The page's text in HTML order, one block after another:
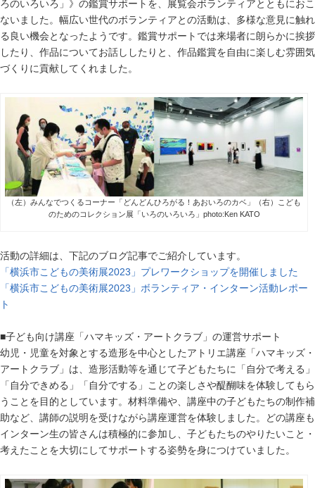
ろのいろいろ」》の鑑賞サポートを、展覧会ボランティアとともにおこ
ないました。幅広い世代のボランティアとの活動は、多様な意見に触れ
る良い機会となったようです。鑑賞サポートでは来場者に朗らかに挨拶
したり、作品についてお話ししたりと、作品鑑賞を自由に楽しむ雰囲気
づくりに貢献してくれました。
（左）みんなでつくるコーナー「どんどんひろがる！あおいろのカベ」（右）こども
のためのコレクション展「いろのいろいろ」photo:Ken KATO
活動の詳細は、下記のブログ記事でご紹介しています。
「横浜市こどもの美術展2023」プレワークショップを開催しました
「横浜市こどもの美術展2023 」ボランティア・インターン活動レポー
ト
■子ども向け講座「ハマキッズ・アートクラブ」の運営サポート
幼児・児童を対象とする造形を中心としたアトリエ講座「ハマキッズ・
アートクラブ」は、造形活動等を通じて子どもたちに「自分で考える」
「自分できめる」「自分でする」ことの楽しさや醍醐味を体験してもら
うことを目的としています。材料準備や、講座中の子どもたちの制作補
助など、講師の説明を受けながら講座運営を体験しました。どの講座も
インターン生の皆さんは積極的に参加し、 子どもたちのやりたいこと・
考えたことを大切にしてサポートする姿勢を身につけていました。